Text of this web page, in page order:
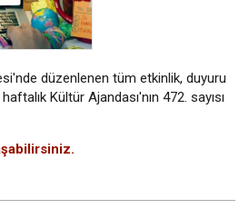
düzenlenen tüm etkinlik, duyuru
Kültür Ajandası'nın 472. sayısı